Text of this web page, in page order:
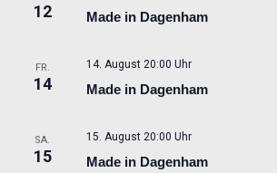
12 Made in Dagenham
FR.
14 Made in Dagenham
14. August 20:00 Uhr
SA.
15 Made in Dagenham
15. August 20:00 Uhr